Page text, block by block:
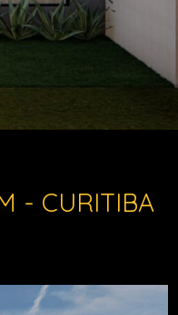
- CURITIBA